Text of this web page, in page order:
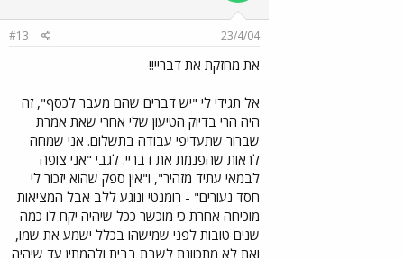
23/4/04
#13
את מחזקת את דבריי!!
אל תגידי לי "יש דברים שהם מעבר לכסף", זה
היה הרי בדיוק הטיעון שלי אחרי שאת אמרת
שברור שתעדיפי עבודה בתשלום. אני שמחה
לראות שהפנמת את דבריי. לגבי "אני צופה
לבמאי עתיד מזהיר", ו"אין ספק שהוא יזכור לי
חסד נעורים" - רומנטי ונוגע ללב אבל המציאות
מוכיחה אחרת כי מוכשר ככל שיהיה יקח לו כמה
שנים טובות לפני שמישהו בכלל ישמע את שמו,
ואת לא מתכוונת לשבת בבית ולהמתין עד שיהיה